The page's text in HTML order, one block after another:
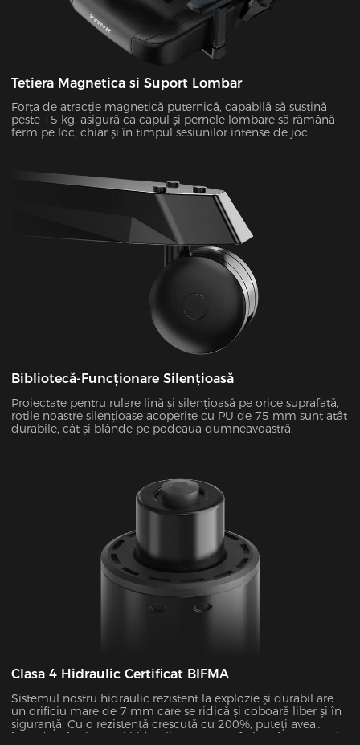
Tetiera Magnetica si Suport Lombar
Forța de atracție magnetică puternică, capabilă să susțină
peste 15 kg, asigură ca capul și pernele lombare să rămână
ferm pe loc, chiar și în timpul sesiunilor intense de joc.
Bibliotecă-Funcționare Silențioasă
Proiectate pentru rulare lină și silențioasă pe orice suprafață,
rotile noastre silențioase acoperite cu PU de 75 mm sunt atât
durabile, cât și blânde pe podeaua dumneavoastră.
Clasa 4 Hidraulic Certificat BIFMA
Sistemul nostru hidraulic rezistent la explozie și durabil are
un orificiu mare de 7 mm care se ridică și coboară liber și în
siguranță. Cu o rezistență crescută cu 200%, puteți avea
încredere în sistemul hidraulic pentru a oferi performanțe și